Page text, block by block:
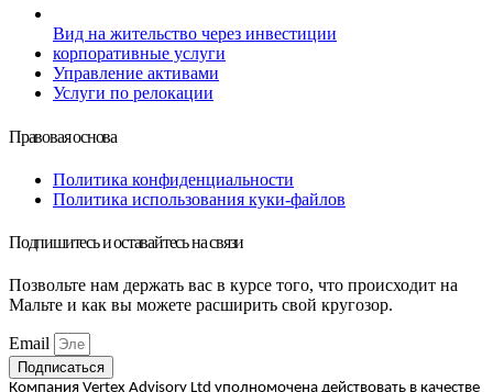
Вид на жительство через инвестиции
корпоративные услуги
Управление активами
Услуги по релокации
Правовая основа
Политика конфиденциальности
Политика использования куки-файлов
Подпишитесь и оставайтесь на связи
Позвольте нам держать вас в курсе того, что происходит на
Мальте и как вы можете расширить свой кругозор.
Email
Подписаться
Компания Vertex Advisory Ltd уполномочена действовать в качестве